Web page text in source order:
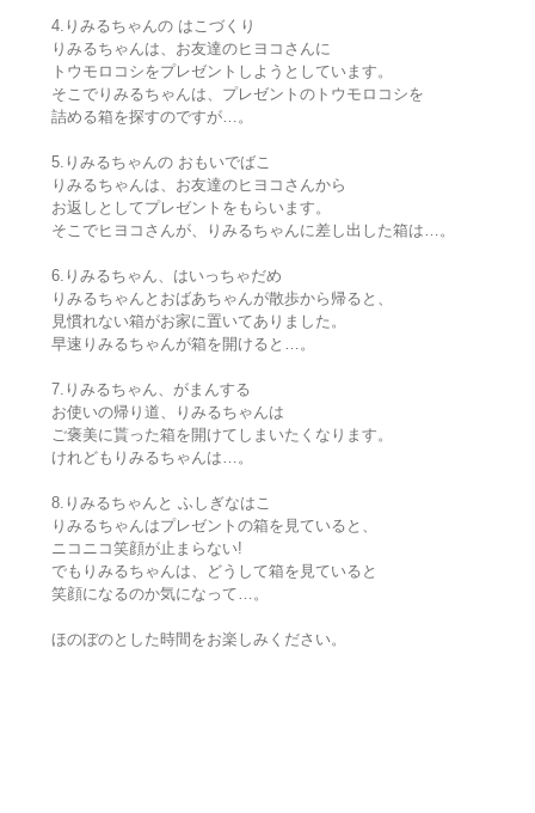
4.りみるちゃんの はこづくり
りみるちゃんは、お友達のヒヨコさんに
トウモロコシをプレゼントしようとしています。
そこでりみるちゃんは、プレゼントのトウモロコシを
詰める箱を探すのですが…。
5.りみるちゃんの おもいでばこ
りみるちゃんは、お友達のヒヨコさんから
お返しとしてプレゼントをもらいます。
そこでヒヨコさんが、りみるちゃんに差し出した箱は…。
6.りみるちゃん、はいっちゃだめ
りみるちゃんとおばあちゃんが散歩から帰ると、
見慣れない箱がお家に置いてありました。
早速りみるちゃんが箱を開けると…。
7.りみるちゃん、がまんする
お使いの帰り道、りみるちゃんは
ご褒美に貰った箱を開けてしまいたくなります。
けれどもりみるちゃんは…。
8.りみるちゃんと ふしぎなはこ
りみるちゃんはプレゼントの箱を見ていると、
ニコニコ笑顔が止まらない!
でもりみるちゃんは、どうして箱を見ていると
笑顔になるのか気になって…。
ほのぼのとした時間をお楽しみください。